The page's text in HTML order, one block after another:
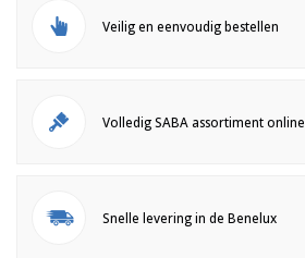
Veilig en eenvoudig bestellen
Volledig SABA assortiment online
Snelle levering in de Benelux